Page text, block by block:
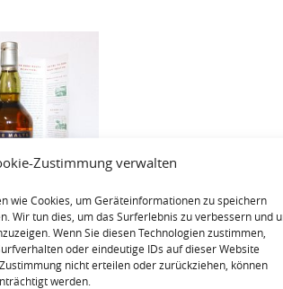
Zustimmung verwalten
wie Cookies, um Geräteinformationen zu speichern
Wir tun dies, um das Surferlebnis zu verbessern und
Wenn Sie diesen Technologien zustimmen,
oder eindeutige IDs auf dieser Website
nicht erteilen oder zurückziehen, können
werden.
1974 30 Years